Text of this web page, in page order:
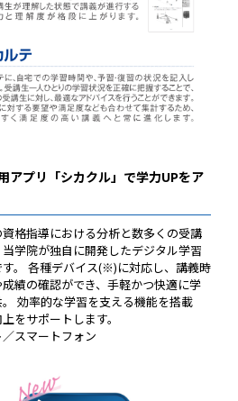
アプリ「シカクル」で学力UPをア
格指導における分析と数多くの受講
学院が独自に開発したデジタル学習
。 各種デバイス(※)に対応し、講義時
績の確認ができ、手軽かつ快適に学
効率的な学習を支える機能を搭載
をサポートします。
スマートフォン